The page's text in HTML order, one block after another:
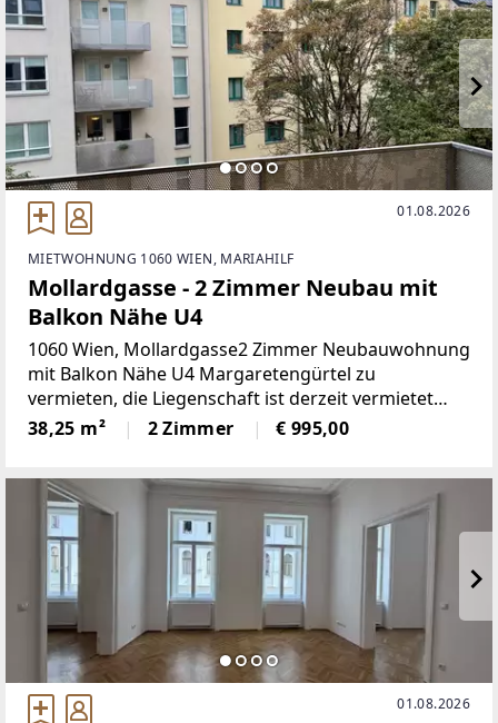
01.08.2026
MIETWOHNUNG 1060 WIEN, MARIAHILF
Mollardgasse - 2 Zimmer Neubau mit
Balkon Nähe U4
1060 Wien, Mollardgasse2 Zimmer Neubauwohnung
mit Balkon Nähe U4 Margaretengürtel zu
vermieten, die Liegenschaft ist derzeit vermietet
und kann ab dem 15. August bezogen werden,die
Wohnung befindet sich nur wenige Gehminuten
38,25 m² 2 Zimmer € 995,00
01.08.2026